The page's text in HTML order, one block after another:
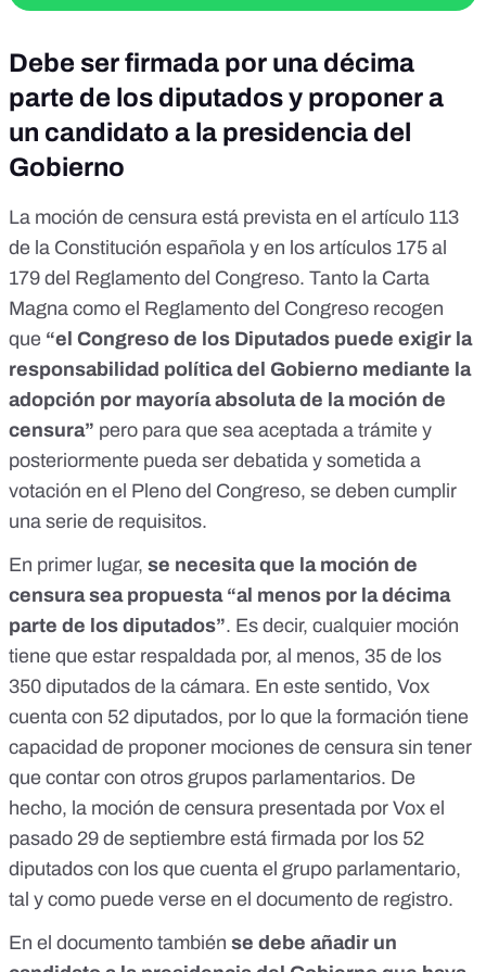
Debe ser firmada por una décima
parte de los diputados y proponer a
un candidato a la presidencia del
Gobierno
La moción de censura está prevista en el artículo 113
de la Constitución española y en los artículos 175 al
179 del Reglamento del Congreso. Tanto la Carta
Magna como el Reglamento del Congreso recogen
que “el Congreso de los Diputados puede exigir la
responsabilidad política del Gobierno mediante la
adopción por mayoría absoluta de la moción de
censura” pero para que sea aceptada a trámite y
posteriormente pueda ser debatida y sometida a
votación en el Pleno del Congreso, se deben cumplir
una serie de requisitos.
En primer lugar, se necesita que la moción de
censura sea propuesta “al menos por la décima
parte de los diputados”. Es decir, cualquier moción
tiene que estar respaldada por, al menos, 35 de los
350 diputados de la cámara. En este sentido, Vox
cuenta con 52 diputados, por lo que la formación tiene
capacidad de proponer mociones de censura sin tener
que contar con otros grupos parlamentarios. De
hecho, la moción de censura presentada por Vox el
pasado 29 de septiembre está firmada por los 52
diputados con los que cuenta el grupo parlamentario,
tal y como puede verse en el documento de registro.
En el documento también se debe añadir un